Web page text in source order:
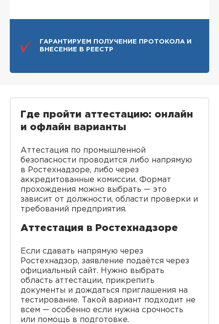
ГАРАНТИРУЕМ ПОЛУЧЕНИЕ ПРОТОКОЛА И
ВНЕСЕНИЕ В РЕЕСТР
Где пройти аттестацию: онлайн
и офлайн варианты
Аттестация по промышленной
безопасности проводится либо напрямую
в Ростехнадзоре, либо через
аккредитованные комиссии. Формат
прохождения можно выбрать — это
зависит от должности, области проверки и
требований предприятия.
Аттестация в Ростехнадзоре
Если сдавать напрямую через
Ростехнадзор, заявление подаётся через
официальный сайт. Нужно выбрать
область аттестации, прикрепить
документы и дождаться приглашения на
тестирование. Такой вариант подходит не
всем — особенно если нужна срочность
или помощь в подготовке.